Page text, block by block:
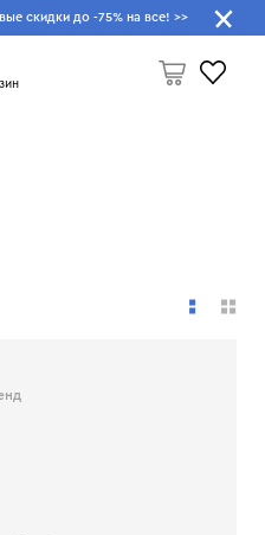
скидки до -75% на все! >>